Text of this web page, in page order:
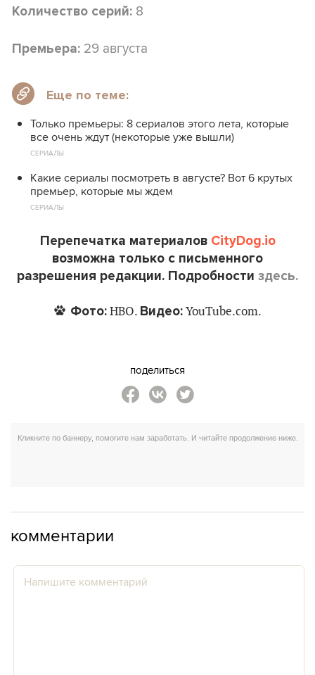
Количество серий: 8
Премьера: 29 августа
Еще по теме:
Только премьеры: 8 сериалов этого лета, которые
все очень ждут (некоторые уже вышли)
СЕРИАЛЫ
Какие сериалы посмотреть в августе? Вот 6 крутых
премьер, которые мы ждем
СЕРИАЛЫ
Перепечатка материалов CityDog.io
возможна только с письменного
разрешения редакции. Подробности здесь.
Фото:HBO. Видео:YouTube.com.
поделиться
комментарии